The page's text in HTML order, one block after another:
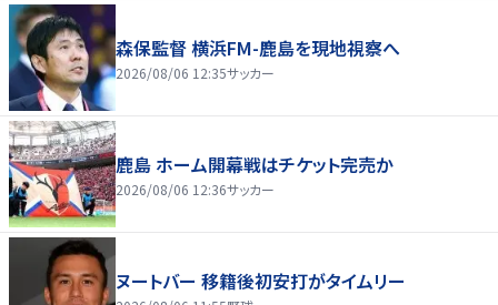
森保監督 横浜FM-鹿島を現地視察へ
2026/08/06 12:35サッカー
鹿島 ホーム開幕戦はチケット完売か
2026/08/06 12:36サッカー
ヌートバー 移籍後初安打がタイムリー